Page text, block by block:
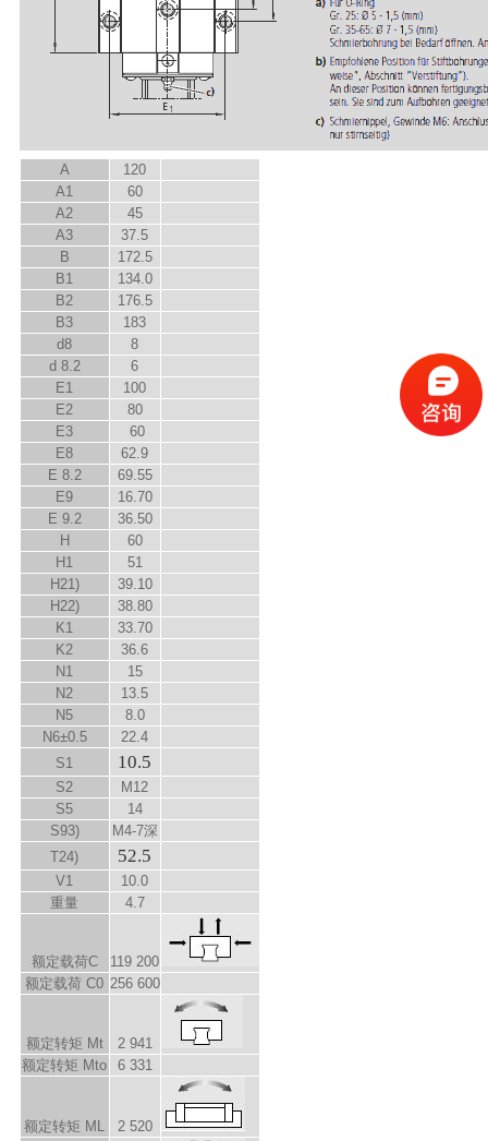
A
120
A1
60
A2
45
A3
37.5
B
172.5
B1
134.0
B2
176.5
B3
183
d8
8
d 8.2
6
E1
100
E2
80
E3
60
E8
62.9
E 8.2
69.55
E9
16.70
E 9.2
36.50
H
60
H 1
51
H21)
39.10
H22)
38.80
K1
33.70
K2
36.6
N1
15
N2
13.5
N5
8.0
N6±0.5
22.4
S1 10.5
S2
M12
S5
14
S93)
M4-7深
T24) 52.5
V1
10.0
重量
4.7
额定载荷C
119 200
额定载荷 C0 256 600
额定转矩 Mt
2 941
额定转矩 Mto 6 331
额定转矩 M L 2 520